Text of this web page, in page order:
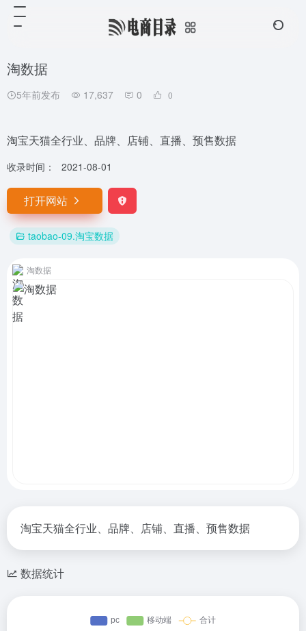
淘数据
5年前发布 17,637 0 0
淘宝天猫全行业、品牌、店铺、直播、预售数据
收录时间： 2021-08-01
打开网站
taobao-09.淘宝数据
淘数据
淘宝天猫全行业、品牌、店铺、直播、预售数据
数据统计